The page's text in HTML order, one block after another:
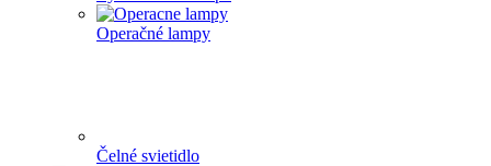
Operačné lampy
Čelné svietidlo